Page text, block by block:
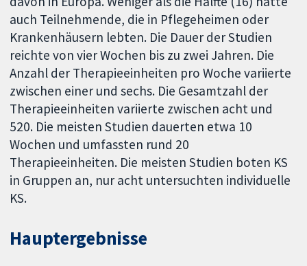
auch Teilnehmende, die in Pflegeheimen oder
Krankenhäusern lebten. Die Dauer der Studien
reichte von vier Wochen bis zu zwei Jahren. Die
Anzahl der Therapieeinheiten pro Woche variierte
zwischen einer und sechs. Die Gesamtzahl der
Therapieeinheiten variierte zwischen acht und
520. Die meisten Studien dauerten etwa 10
Wochen und umfassten rund 20
Therapieeinheiten. Die meisten Studien boten KS
in Gruppen an, nur acht untersuchten individuelle
KS.
Hauptergebnisse